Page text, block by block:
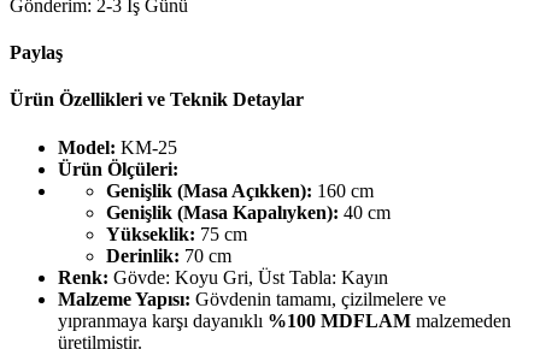
Gönderim: 2-3 İş Günü
Paylaş
Ürün Özellikleri ve Teknik Detaylar
Model: KM-25
Ürün Ölçüleri:
Genişlik (Masa Açıkken): 160 cm
Genişlik (Masa Kapalıyken): 40 cm
Yükseklik: 75 cm
Derinlik: 70 cm
Renk: Gövde: Koyu Gri, Üst Tabla: Kayın
Malzeme Yapısı: Gövdenin tamamı, çizilmelere ve
yıpranmaya karşı dayanıklı %100 MDFLAM malzemeden
üretilmiştir.